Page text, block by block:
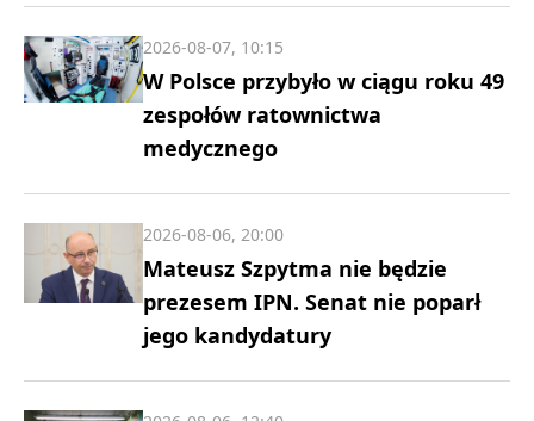
W Polsce przybyło w ciągu roku 49
zespołów ratownictwa
medycznego
2026-08-07, 10:15
Mateusz Szpytma nie będzie
prezesem IPN. Senat nie poparł
jego kandydatury
2026-08-06, 20:00